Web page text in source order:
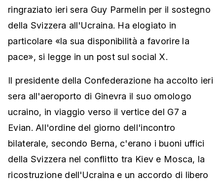
ringraziato ieri sera Guy Parmelin per il sostegno
della Svizzera all'Ucraina. Ha elogiato in
particolare «la sua disponibilità a favorire la
pace», si legge in un post sul social X.
Il presidente della Confederazione ha accolto ieri
sera all'aeroporto di Ginevra il suo omologo
ucraino, in viaggio verso il vertice del G7 a
Evian. All'ordine del giorno dell'incontro
bilaterale, secondo Berna, c'erano i buoni uffici
della Svizzera nel conflitto tra Kiev e Mosca, la
ricostruzione dell'Ucraina e un accordo di libero